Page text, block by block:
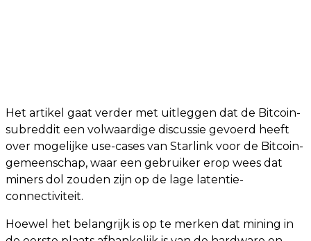
Het artikel gaat verder met uitleggen dat de Bitcoin-
subreddit een volwaardige discussie gevoerd heeft
over mogelijke use-cases van Starlink voor de Bitcoin-
gemeenschap, waar een gebruiker erop wees dat
miners dol zouden zijn op de lage latentie-
connectiviteit.
Hoewel het belangrijk is op te merken dat mining in